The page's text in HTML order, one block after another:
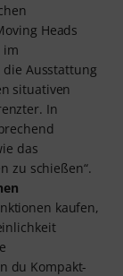
Heads
im
Ausstattung
situativen
In
das
zu schießen“.
kaufen,
du Kompakt-